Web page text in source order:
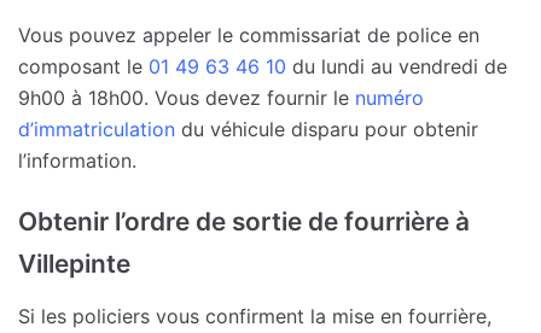
Vous pouvez appeler le commissariat de police en
composant le 01 49 63 46 10 du lundi au vendredi de
9h00 à 18h00. Vous devez fournir le numéro
d’immatriculation du véhicule disparu pour obtenir
l’information.
Obtenir l’ordre de sortie de fourrière à
Villepinte
Si les policiers vous confirment la mise en fourrière,